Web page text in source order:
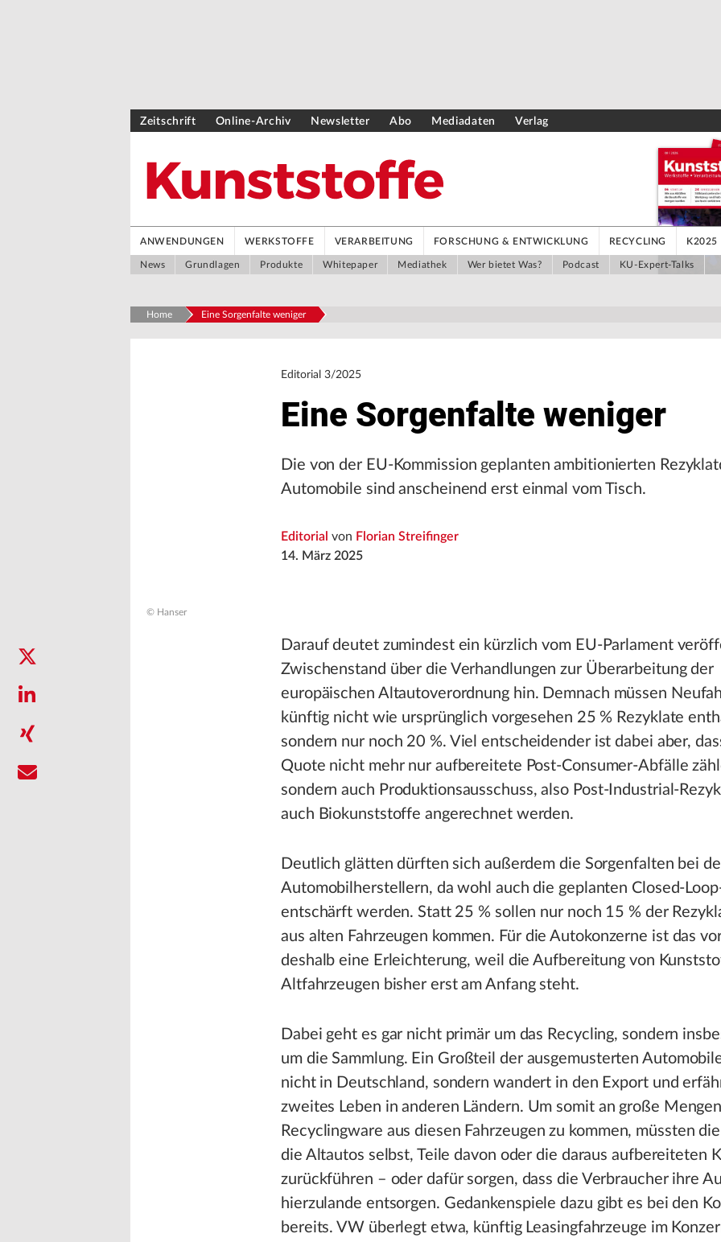
Zeitschrift Online-Archiv Newsletter Abo Mediadaten Verlag
ANWENDUNGEN WERKSTOFFE VERARBEITUNG FORSCHUNG & ENTWICKLUNG RECYCLING K2025
News Grundlagen Produkte Whitepaper Mediathek Wer bietet Was? Podcast KU-Expert-Talks
Home Eine Sorgenfalte weniger
Editorial 3/2025
Eine Sorgenfalte weniger
Die von der EU-Kommission geplanten ambitionierten
Automobile sind anscheinend erst einmal vom Tisch.
Editorial von Florian Streifinger
14. März 2025
© Hanser
Darauf deutet zumindest ein kürzlich vom EU-Parlament
Zwischenstand über die Verhandlungen zur Überarbeitung der
europäischen Altautoverordnung hin. Demnach müssen
künftig nicht wie ursprünglich vorgesehen 25 % Rezyklate
sondern nur noch 20 %. Viel entscheidender ist dabei aber,
Quote nicht mehr nur aufbereitete Post-Consumer-Abfälle
sondern auch Produktionsausschuss, also Post-Industrial-
auch Biokunststoffe angerechnet werden.
Deutlich glätten dürften sich außerdem die Sorgenfalten bei
Automobilherstellern, da wohl auch die geplanten Closed-
entschärft werden. Statt 25 % sollen nur noch 15 % der
aus alten Fahrzeugen kommen. Für die Autokonzerne ist das
deshalb eine Erleichterung, weil die Aufbereitung von
Altfahrzeugen bisher erst am Anfang steht.
Dabei geht es gar nicht primär um das Recycling, sondern
um die Sammlung. Ein Großteil der ausgemusterten
nicht in Deutschland, sondern wandert in den Export und
zweites Leben in anderen Ländern. Um somit an große Mengen
Recyclingware aus diesen Fahrzeugen zu kommen, müssten
die Altautos selbst, Teile davon oder die daraus aufbereiteten
zurückführen – oder dafür sorgen, dass die Verbraucher ihre
hierzulande entsorgen. Gedankenspiele dazu gibt es bei den
bereits. VW überlegt etwa, künftig Leasingfahrzeuge im